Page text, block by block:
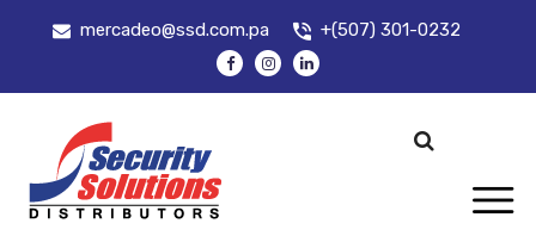
mercadeo@ssd.com.pa +(507) 301-0232